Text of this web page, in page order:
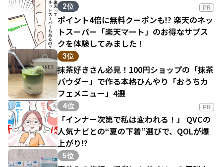
2位 PR
ポイント4倍に無料クーポンも!? 楽天のネッ
トスーパー「楽天マート」のお得なサブス
クを体験してみました！
3位
抹茶好きさん必見！100円ショップの「抹茶
パウダー」で作る本格ひんやり「おうちカ
フェメニュー」4選
4位 PR
「インナー次第で私は変われる！」 QVCの
人気ナビとの“夏の下着”選びで、QOLが爆
上がり!?
5位